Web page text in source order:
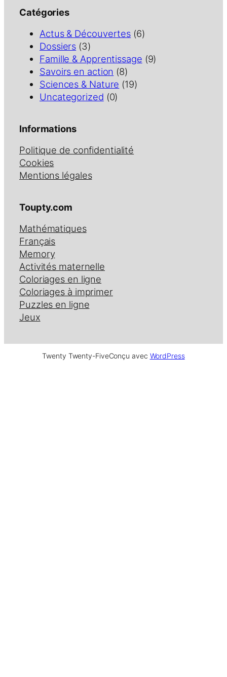
Catégories
Actus & Découvertes (6)
Dossiers (3)
Famille & Apprentissage (9)
Savoirs en action (8)
Sciences & Nature (19)
Uncategorized (0)
Informations
Politique de confidentialité
Cookies
Mentions légales
Toupty.com
Mathématiques
Français
Memory
Activités maternelle
Coloriages en ligne
Coloriages à imprimer
Puzzles en ligne
Jeux
Twenty Twenty-FiveConçu avec WordPress